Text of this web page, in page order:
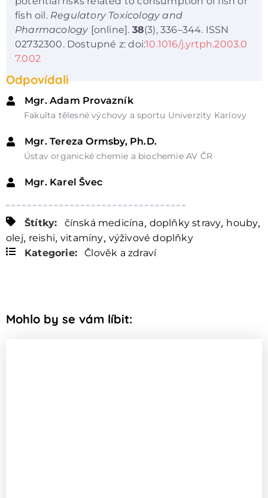
fish oil. Regulatory Toxicology and
Pharmacology[online]. 38(3), 336–344. ISSN
02732300. Dostupné z: doi:10.1016/j.yrtph.2003.0
7.002
Odpovídali
Mgr. Adam Provazník
Fakulta tělesné výchovy a sportu Univerzity Karlovy
Mgr. Tereza Ormsby, Ph.D.
Ústav organické chemie a biochemie AV ČR
Mgr. Karel Švec
Štítky: čínská medicína, doplňky stravy, houby,
olej, reishi, vitamíny, výživové doplňky
Kategorie:
Člověk a zdraví
Mohlo by se vám líbit: